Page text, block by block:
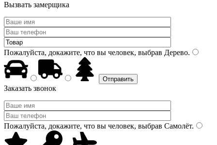
Вызвать замерщика
Пожалуйста, докажите, что вы человек, выбрав Дерево.
Заказать звонок
Пожалуйста, докажите, что вы человек, выбрав Самолёт.